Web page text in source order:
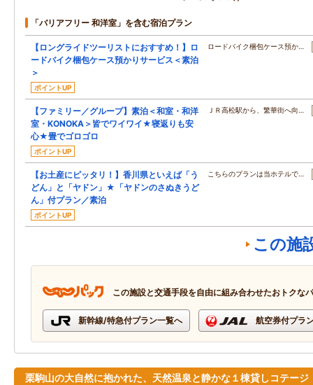
「バリアフリー 和洋室」を含む宿泊プラン
【ロングライドツーリストにおすすめ！】ロ
ードバイク梱包ケース預かりサービス＜素泊
＞
ポイントUP
ロードバイク梱包ケース預か…
【ファミリー／グループ】素泊＜和室・和洋
室・KONOKA＞皆でワイワイ★寝返りも安
心★畳でゴロゴロ
ポイントUP
ＪＲ高松駅から、繁華街へ向…
【お土産にピッタリ！】香川県といえば「う
どん」と「ヤドン」★「ヤドンのさぬきうど
ん」付プラン／素泊
ポイントUP
こちらのプランは当ホテルで…
この施
この施設と交通手段を自由に組み合わせたおトクな
新幹線/特急付プラン一覧へ 航空券付プラ
栗駒山の大自然に抱かれた、天然温泉と静かな１棟貸しコテージ